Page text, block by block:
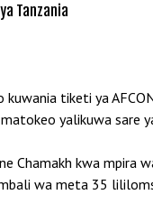
Tanzania
tiketi ya
yalikuwa sare
kwa mpira
wa meta 35